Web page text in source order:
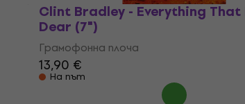
Clint Bradley - Everything That
Dear (7")
Грамофонна плоча
13,90 €
На път